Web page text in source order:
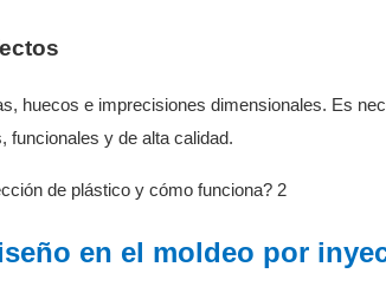
huecos e imprecisiones dimensionales. Es
funcionales y de alta calidad.
en el moldeo por